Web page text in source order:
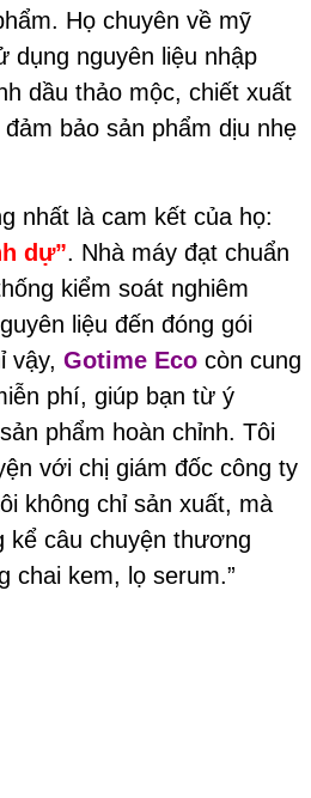
Họ chuyên về mỹ
dụng nguyên liệu nhập
dầu thảo mộc, chiết xuất
bảo sản phẩm dịu nhẹ
nhất là cam kết của họ:
dự”. Nhà máy đạt chuẩn
kiểm soát nghiêm
liệu đến đóng gói
vậy, Gotime Eco còn cung
phí, giúp bạn từ ý
phẩm hoàn chỉnh. Tôi
với chị giám đốc công ty
không chỉ sản xuất, mà
kể câu chuyện thương
chai kem, lọ serum.”